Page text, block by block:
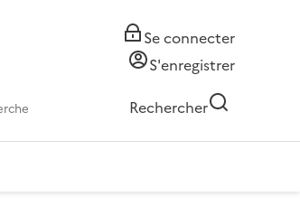
Se connecter
S'enregistrer
Rechercher